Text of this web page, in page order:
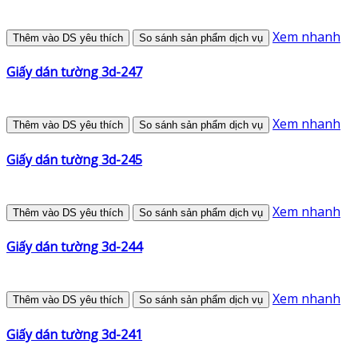
Thêm vào DS yêu thích So sánh sản phẩm dịch vụ Xem nhanh
Giấy dán tường 3d-247
Thêm vào DS yêu thích So sánh sản phẩm dịch vụ Xem nhanh
Giấy dán tường 3d-245
Thêm vào DS yêu thích So sánh sản phẩm dịch vụ Xem nhanh
Giấy dán tường 3d-244
Thêm vào DS yêu thích So sánh sản phẩm dịch vụ Xem nhanh
Giấy dán tường 3d-241